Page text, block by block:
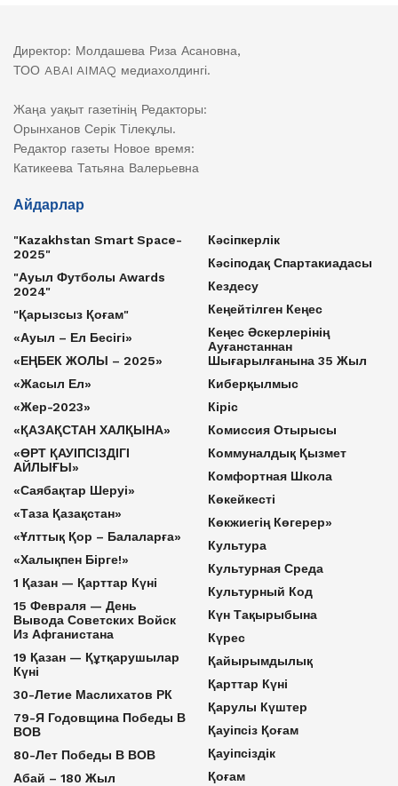
Директор: Молдашева Риза Асановна,
ТОО ABAI AIMAQ медиахолдингі.
Жаңа уақыт газетінің Редакторы:
Орынханов Серік Тілекұлы.
Редактор газеты Новое время:
Катикеева Татьяна Валерьевна
Айдарлар
"Kazakhstan Smart Space-
2025"
"Ауыл Футболы Awards
2024"
"Қарызсыз Қоғам"
«Ауыл – Ел Бесігі»
«ЕҢБЕК ЖОЛЫ – 2025»
«Жасыл Ел»
«Жер-2023»
«ҚАЗАҚСТАН ХАЛҚЫНА»
«ӨРТ ҚАУІПСІЗДІГІ
АЙЛЫҒЫ»
«Саябақтар Шеруі»
«Таза Қазақстан»
«Ұлттық Қор – Балаларға»
«Халықпен Бірге!»
1 Қазан — Қарттар Күні
15 Февраля — День
Вывода Советских Войск
Из Афганистана
19 Қазан — Құтқарушылар
Күні
30-Летие Маслихатов РК
79-Я Годовщина Победы В
ВОВ
80-Лет Победы В ВОВ
Абай – 180 Жыл
Кәсіпкерлік
Кәсіподақ Спартакиадасы
Кездесу
Кеңейтілген Кеңес
Кеңес Әскерлерінің
Ауғанстаннан
Шығарылғанына 35 Жыл
Киберқылмыс
Кіріс
Комиссия Отырысы
Коммуналдық Қызмет
Комфортная Школа
Көкейкесті
Көкжиегің Көгерер»
Культура
Культурная Среда
Культурный Код
Күн Тақырыбына
Күрес
Қайырымдылық
Қарттар Күні
Қарулы Күштер
Қауіпсіз Қоғам
Қауіпсіздік
Қоғам